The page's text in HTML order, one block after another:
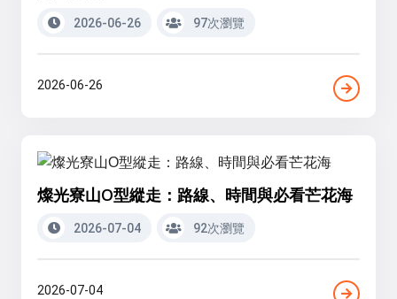
2026-06-26 97次瀏覽
2026-06-26
燦光寮山O型縱走：路線、時間與必看芒花海
2026-07-04 92次瀏覽
2026-07-04